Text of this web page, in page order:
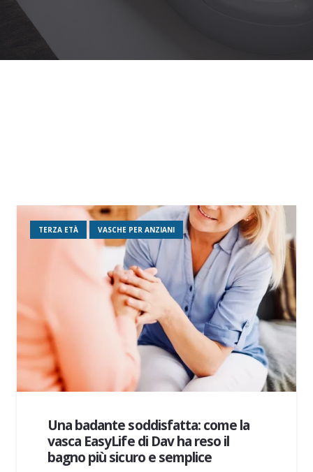
TERZA ETÀ VASCHE PER ANZIANI
Una badante soddisfatta: come la
vasca EasyLife di Dav ha reso il
bagno più sicuro e semplice